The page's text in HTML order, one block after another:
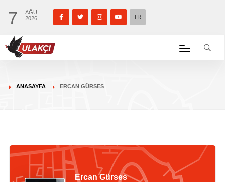
7
AĞU
2026
TR
ANASAYFA ERCAN GÜRSES
Ercan Gürses